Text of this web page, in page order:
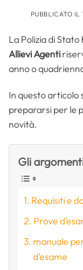
PUBBLICATO IL
La Polizia di
Allievi Agenti
anno o
In questo articolo
prepararsi per le
novità.
Gli
Requisiti e
Prove
manuale
d’esame